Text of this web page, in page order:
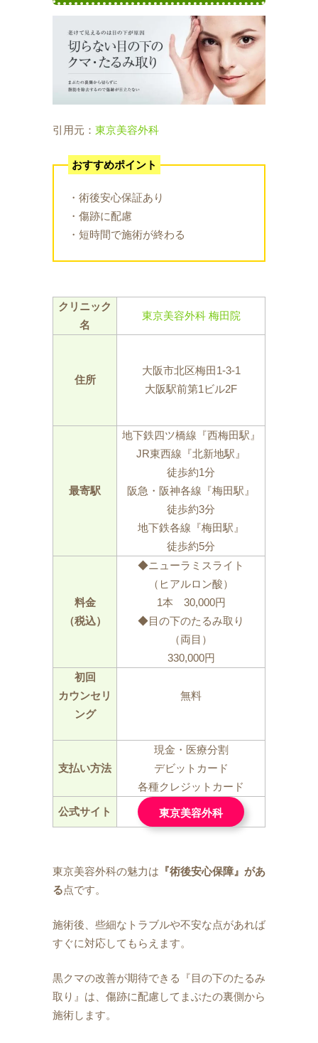
引用元： 東京美容外科
おすすめポイント
・術後安心保証あり
・傷跡に配慮
・短時間で施術が終わる
クリニック
名
東京美容外科 梅田院
住所
大阪市北区梅田1-3-1
大阪駅前第1ビル2F
最寄駅
地下鉄四ツ橋線『西梅田駅』
JR東西線『北新地駅』
徒歩約1分
阪急・阪神各線『梅田駅』
徒歩約3分
地下鉄各線『梅田駅』
徒歩約5分
料金
（税込）
◆ニューラミスライト
（ヒアルロン酸）
1本 30,000円
◆目の下のたるみ取り
（両目）
330,000円
初回
カウンセリ
ング
無料
支払い方法
現金・医療分割
デビットカード
各種クレジットカード
公式サイト 東京美容外科
東京美容外科の魅力は 『術後安心保障』があ
る点です。
施術後、些細なトラブルや不安な点があれば
すぐに対応してもらえます。
黒クマの改善が期待できる『目の下のたるみ
取り』は、傷跡に配慮してまぶたの裏側から
施術します。